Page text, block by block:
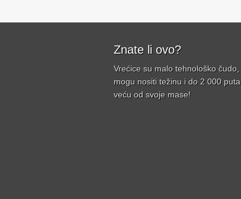
Znate li ovo?
Vrećice su malo tehnološko čudo,
mogu nositi težinu i do 2 000 puta
veću od svoje mase!